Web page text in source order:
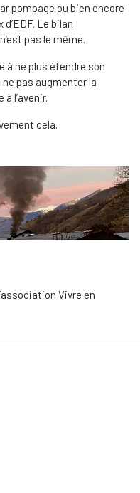
pompage ou bien encore
Le bilan
pas le même.
à ne plus étendre son
pas augmenter la
l’avenir.
cela.
Vivre en